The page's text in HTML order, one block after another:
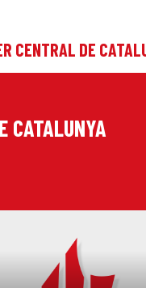
CENTRAL DE
CATALUNYA